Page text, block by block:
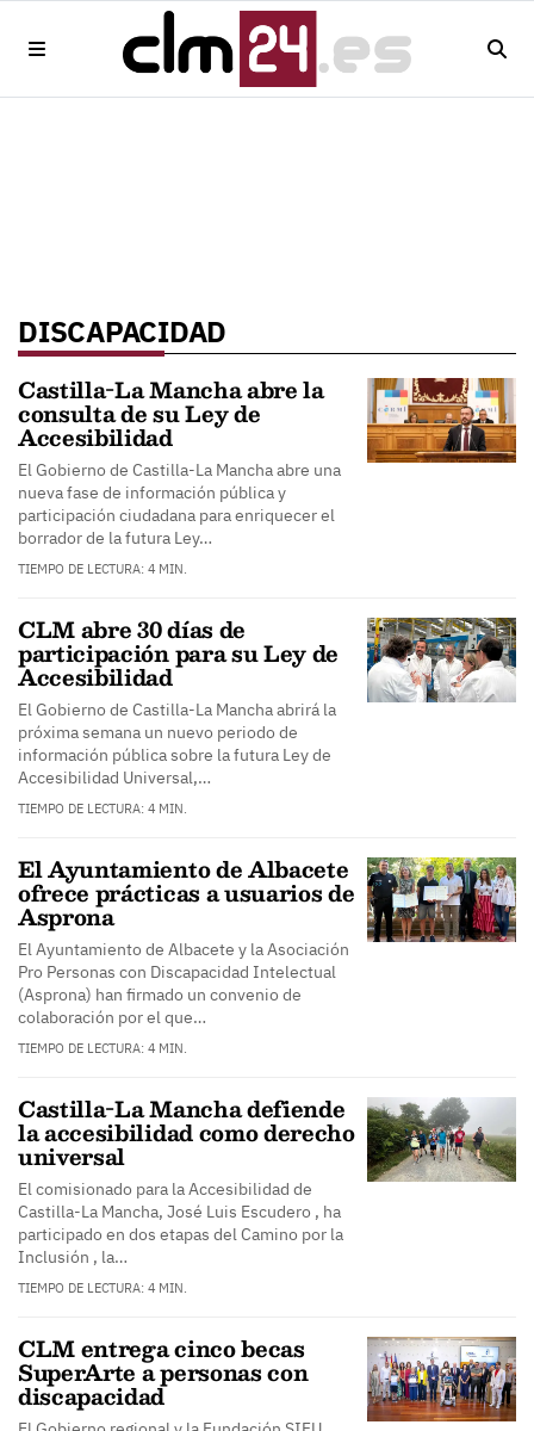
DISCAPACIDAD
Castilla-La Mancha abre la
consulta de su Ley de
Accesibilidad
El Gobierno de Castilla-La Mancha abre una
nueva fase de información pública y
participación ciudadana para enriquecer el
borrador de la futura Ley…
TIEMPO DE LECTURA: 4 MIN.
CLM abre 30 días de
participación para su Ley de
Accesibilidad
El Gobierno de Castilla-La Mancha abrirá la
próxima semana un nuevo periodo de
información pública sobre la futura Ley de
Accesibilidad Universal,…
TIEMPO DE LECTURA: 4 MIN.
El Ayuntamiento de Albacete
ofrece prácticas a usuarios de
Asprona
El Ayuntamiento de Albacete y la Asociación
Pro Personas con Discapacidad Intelectual
(Asprona) han firmado un convenio de
colaboración por el que…
TIEMPO DE LECTURA: 4 MIN.
Castilla-La Mancha defiende
la accesibilidad como derecho
universal
El comisionado para la Accesibilidad de
Castilla-La Mancha, José Luis Escudero , ha
participado en dos etapas del Camino por la
Inclusión , la…
TIEMPO DE LECTURA: 4 MIN.
CLM entrega cinco becas
SuperArte a personas con
discapacidad